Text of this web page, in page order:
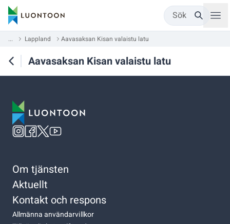
Sök
... Lappland Aavasaksan Kisan valaistu latu
Aavasaksan Kisan valaistu latu
Om tjänsten
Aktuellt
Kontakt och respons
Allmänna användarvillkor